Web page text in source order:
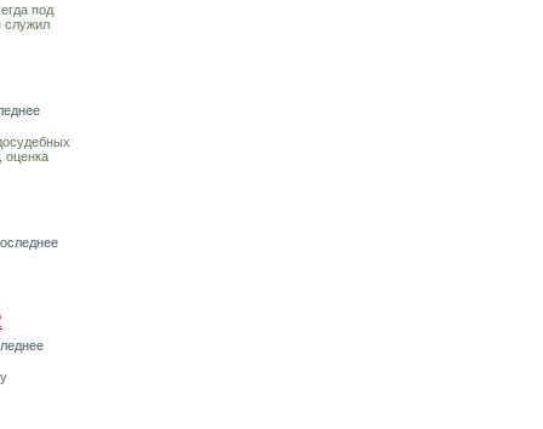
под
служил
оценка